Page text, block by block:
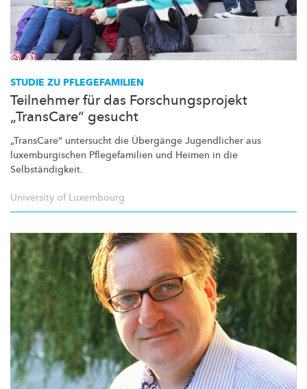
STUDIE ZU PFLEGEFAMILIEN
Teilnehmer für das Forschungsprojekt
„TransCare“ gesucht
„TransCare“ untersucht die Übergänge Jugendlicher aus
luxemburgischen Pflegefamilien und Heimen in die
Selbständigkeit.
University of Luxembourg